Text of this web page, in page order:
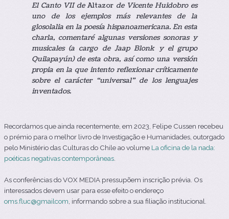
El Canto VII de Altazor de Vicente Huidobro es
uno de los ejemplos más relevantes de la
glosolalia en la poesía hispanoamericana. En esta
charla, comentaré algunas versiones sonoras y
musicales (a cargo de Jaap Blonk y el grupo
Quilapayún) de esta obra, así como una versión
propia en la que intento reflexionar críticamente
sobre el carácter “universal” de los lenguajes
inventados.
Recordamos que ainda recentemente, em 2023, Felipe Cussen recebeu
o prémio para o melhor livro de Investigação e Humanidades, outorgado
pelo Ministério das Culturas do Chile ao volume La oficina de la nada:
poéticas negativas contemporâneas.
As conferências do VOX MEDIA pressupõem inscrição prévia. Os
interessados devem usar para esse efeito o endereço
oms.fluc@gmailcom, informando sobre a sua filiação institucional.